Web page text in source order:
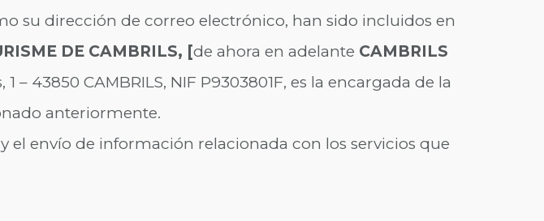
su dirección de correo electrónico, han sido incluidos en
DE CAMBRILS, [de ahora en adelante CAMBRILS
– 43850 CAMBRILS, NIF P9303801F, es la encargada de la
anteriormente.
el envío de información relacionada con los servicios que